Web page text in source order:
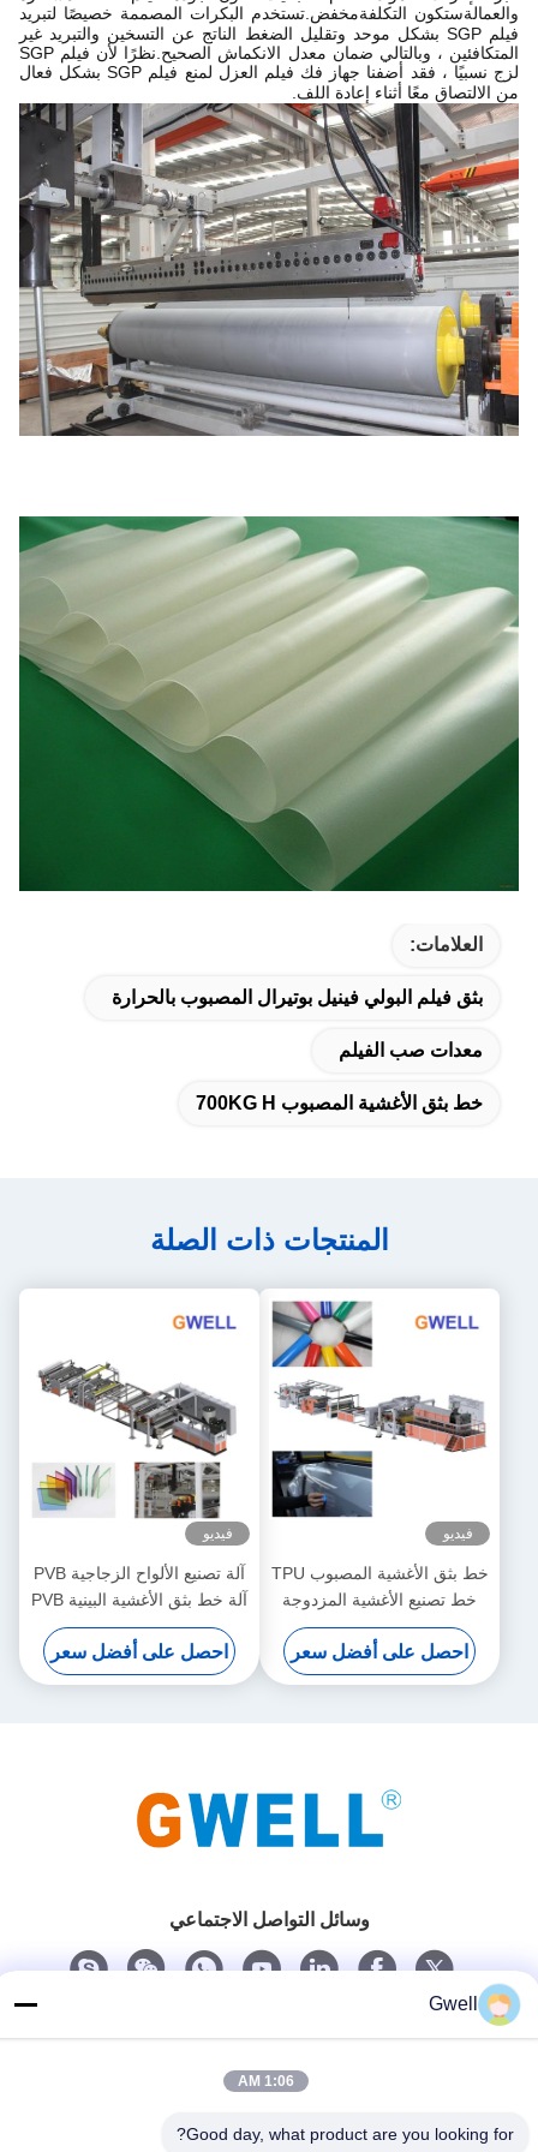
والعمالةستكون التكلفةمخفض.تستخدم البكرات المصممة خصيصًا لتبريد
فيلم SGP بشكل موحد وتقليل الضغط الناتج عن التسخين والتبريد غير
المتكافئين ، وبالتالي ضمان معدل الانكماش الصحيح.نظرًا لأن فيلم SGP
لزج نسبيًا ، فقد أضفنا جهاز فك فيلم العزل لمنع فيلم SGP بشكل فعال
من الالتصاق معًا أثناء إعادة اللف.
العلامات:
بثق فيلم البولي فينيل بوتيرال المصبوب بالحرارة
معدات صب الفيلم
خط بثق الأغشية المصبوب 700KG H
المنتجات ذات الصلة
فيديو
خط بثق الأغشية المصبوب TPU
خط تصنيع الأغشية المزدوجة
TPU آلة بثق برغي واحد
احصل على أفضل سعر
فيديو
آلة تصنيع الألواح الزجاجية PVB
آلة خط بثق الأغشية البينية PVB
مبيعات المصنع مباشرة
احصل على أفضل سعر
وسائل التواصل الاجتماعي
Gwell
1:06 AM
Good day, what product are you looking for?